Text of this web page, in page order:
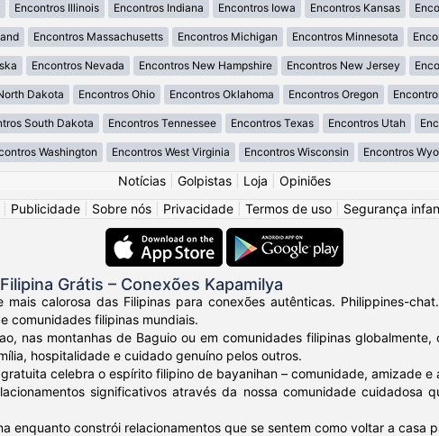
Encontros Illinois Encontros Indiana Encontros Iowa Encontros Kansas
Encontros Massachusetts Encontros Michigan Encontros Minnesota
Encontros Nevada Encontros New Hampshire Encontros New Jersey
Dakota Encontros Ohio Encontros Oklahoma Encontros Oregon
South Dakota Encontros Tennessee Encontros Texas Encontros Utah
Washington Encontros West Virginia Encontros Wisconsin Encontros
Notícias Golpistas Loja
Opiniões
Publicidade Sobre nós Privacidade Termos de uso Segurança
Grátis – Conexões Kapamilya
mais calorosa das Filipinas para conexões autênticas. Philippines-
comunidades filipinas mundiais.
nas montanhas de Baguio ou em comunidades filipinas
hospitalidade e cuidado genuíno pelos outros.
celebra o espírito filipino de bayanihan – comunidade, amizade e
significativos através da nossa comunidade cuidadosa
enquanto constrói relacionamentos que se sentem como voltar a casa